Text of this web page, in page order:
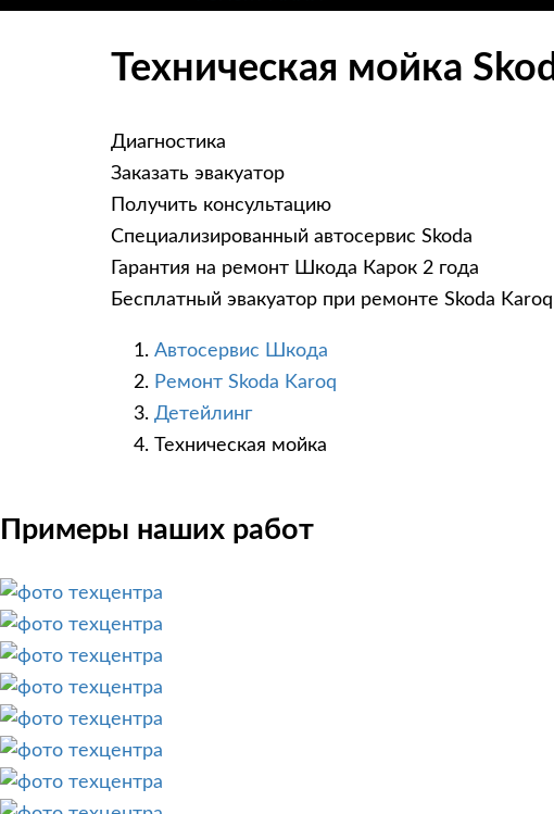
Техническая мойка
Диагностика
Заказать эвакуатор
Получить консультацию
Специализированный автосервис Skoda
Гарантия на ремонт Шкода Карок 2 года
Бесплатный эвакуатор при ремонте Skoda Karoq
Автосервис Шкода
Ремонт Skoda Karoq
Детейлинг
Техническая мойка
Примеры наших работ